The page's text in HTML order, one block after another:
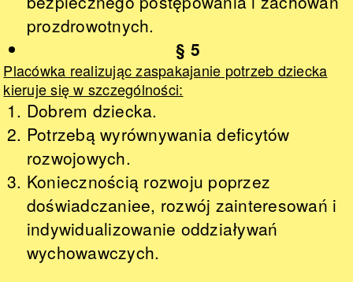
prozdrowotnych.
§ 5
Placówka realizując zaspakajanie potrzeb dziecka
kieruje się w szczególności:
Dobrem dziecka.
Potrzebą wyrównywania deficytów
rozwojowych.
Koniecznością rozwoju poprzez
doświadczaniee, rozwój zainteresowań i
indywidualizowanie oddziaływań
wychowawczych.